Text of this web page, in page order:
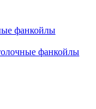
фанкойлы
фанкойлы